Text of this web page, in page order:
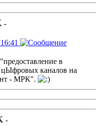
-
в
цЫфровых каналов на
- МРК".
-